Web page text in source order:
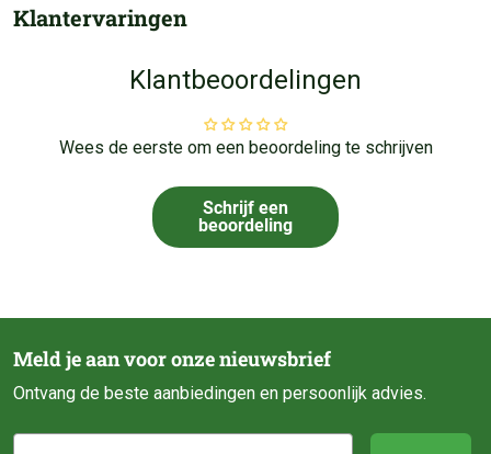
Klantervaringen
Klantbeoordelingen
Wees de eerste om een beoordeling te schrijven
Schrijf een
beoordeling
Meld je aan voor onze nieuwsbrief
Ontvang de beste aanbiedingen en persoonlijk advies.
E-mail